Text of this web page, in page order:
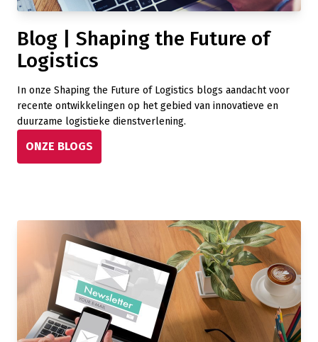
Blog | Shaping the Future of
Logistics
In onze Shaping the Future of Logistics blogs aandacht voor
recente ontwikkelingen op het gebied van innovatieve en
duurzame logistieke dienstverlening.
ONZE BLOGS